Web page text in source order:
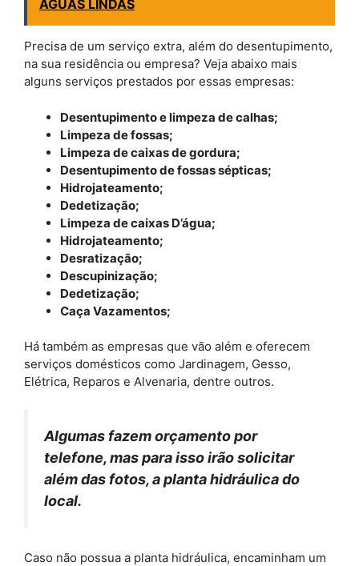
AGUAS LINDAS
Precisa de um serviço extra, além do desentupimento,
na sua residência ou empresa? Veja abaixo mais
alguns serviços prestados por essas empresas:
Desentupimento e limpeza de calhas;
Limpeza de fossas;
Limpeza de caixas de gordura;
Desentupimento de fossas sépticas;
Hidrojateamento;
Dedetização;
Limpeza de caixas D’água;
Hidrojateamento;
Desratização;
Descupinização;
Dedetização;
Caça Vazamentos;
Há também as empresas que vão além e oferecem
serviços domésticos como Jardinagem, Gesso,
Elétrica, Reparos e Alvenaria, dentre outros.
Algumas fazem orçamento por
telefone, mas para isso irão solicitar
além das fotos, a planta hidráulica do
local.
Caso não possua a planta hidráulica, encaminham um